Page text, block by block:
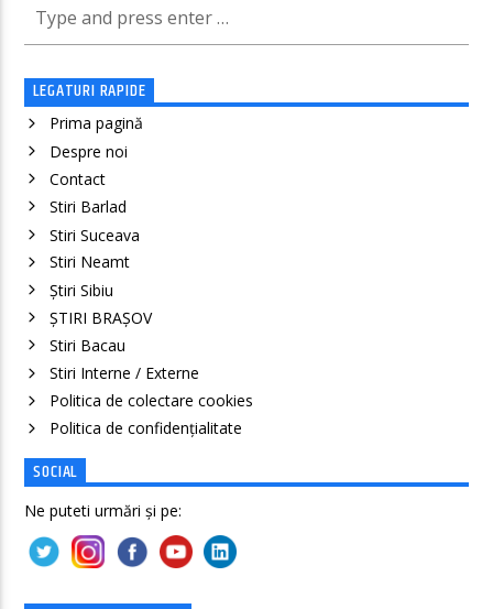
LEGATURI RAPIDE
Prima pagină
Despre noi
Contact
Stiri Barlad
Stiri Suceava
Stiri Neamt
Știri Sibiu
ȘTIRI BRAȘOV
Stiri Bacau
Stiri Interne / Externe
Politica de colectare cookies
Politica de confidenţialitate
SOCIAL
Ne puteti urmări și pe: